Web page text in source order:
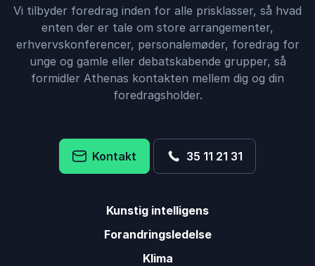
Vi tilbyder foredrag inden for alle prisklasser, så hvad
enten der er tale om store arrangementer,
erhvervskonferencer, personalemøder, foredrag for
unge og gamle eller debatskabende grupper, så
formidler Athenas kontakten mellem dig og din
foredragsholder.
Kontakt 35 11 21 31
Kunstig intelligens
Forandringsledelse
Klima